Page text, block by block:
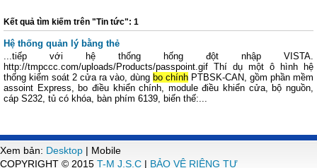
Kết quả tìm kiếm trên "Tin tức": 1
Hệ thống quản lý bằng thẻ
...tiếp với hệ thống hống đột nhập VISTA.
http://tmpccc.com/uploads/Products/passpoint.gif Thí dụ một ô hình hệ
thống kiểm soát 2 cửa ra vào, dùng bo chính PTBSK-CAN, gồm phần mềm
assoint Express, bo điều khiển chính, module điều khiển cửa, bộ nguồn,
cáp S232, tủ có khóa, bàn phím 6139, biến thế:...
Xem bản: Desktop | Mobile
COPYRIGHT © 2015 T-M J.S.C | BẢO VỆ RIÊNG TƯ